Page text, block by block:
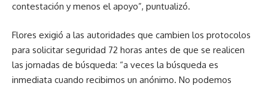
contestación y menos el apoyo”, puntualizó.
Flores exigió a las autoridades que cambien los protocolos
para solicitar seguridad 72 horas antes de que se realicen
las jornadas de búsqueda: “a veces la búsqueda es
inmediata cuando recibimos un anónimo. No podemos